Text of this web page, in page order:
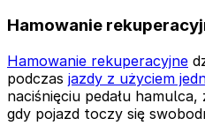
Hamowanie
Hamowanie rekuperacyjne
podczas jazdy z użyciem
naciśnięciu pedału hamulca,
gdy pojazd toczy się